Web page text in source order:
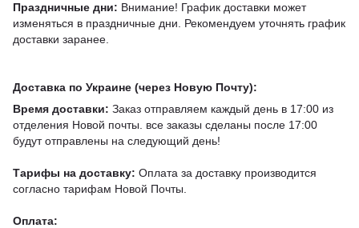
Праздничные дни: Внимание! График доставки может
изменяться в праздничные дни. Рекомендуем уточнять график
доставки заранее.
Доставка по Украине (через Новую Почту):
Время доставки: Заказ отправляем каждый день в 17:00 из
отделения Новой почты. все заказы сделаны после 17:00
будут отправлены на следующий день!
Тарифы на доставку: Оплата за доставку производится
согласно тарифам Новой Почты.
Оплата: